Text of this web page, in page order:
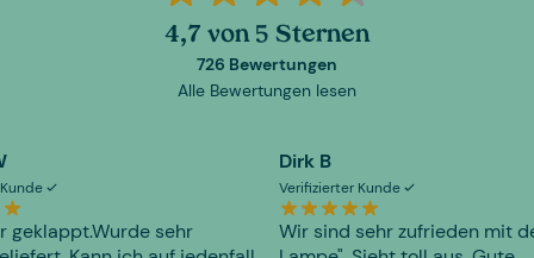
4,7 von 5 Sternen
726 Bewertungen
Alle Bewertungen lesen
geklappt.Wurde sehr
Dirk B
Verifizierter Kunde
Wir sind sehr zufrieden mit